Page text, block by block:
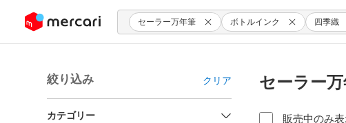
ツにスキップ セーラー万年筆 ボトルインク 四季織
絞り込み クリア
カテゴリー
セーラー
販売中のみ